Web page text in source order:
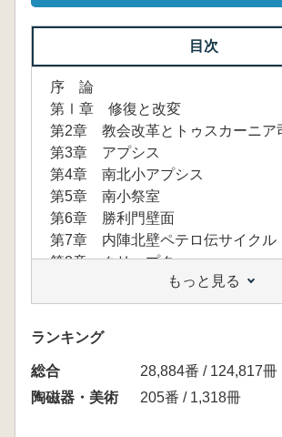
目次
序 論
第Ⅰ章 修復と改変
第2章 教会改革とトゥスカーニア
第3章 アプシス
第4章 南北小アプシス
第5章 南小祭室
第6章 勝利門壁面
第7章 内陣北壁ペテロ伝サイクル
第8章 クリュプタ
もっと見る
ランキング
総合
28,884番 / 124,817冊
陶磁器・美術
205番 / 1,318冊